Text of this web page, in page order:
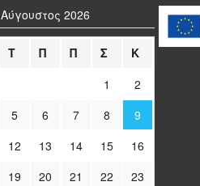
Αύγουστος 2026
Τ Π Π Σ
Κ
1
2
5 6 7 8
9
12 13 14 15
16
19 20 21 22
23